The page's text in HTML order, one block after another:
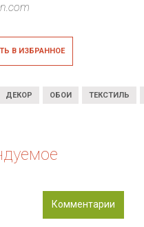
В ИЗБРАННОЕ
ДЕКОР ОБОИ ТЕКСТИЛЬ
Комментарии